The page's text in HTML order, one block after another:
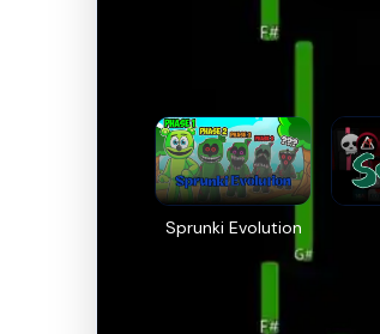
Sprunki Evolution